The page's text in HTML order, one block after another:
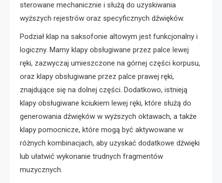
sterowane mechanicznie i służą do uzyskiwania
wyższych rejestrów oraz specyficznych dźwięków.
Podział klap na saksofonie altowym jest funkcjonalny i
logiczny. Mamy klapy obsługiwane przez palce lewej
ręki, zazwyczaj umieszczone na górnej części korpusu,
oraz klapy obsługiwane przez palce prawej ręki,
znajdujące się na dolnej części. Dodatkowo, istnieją
klapy obsługiwane kciukiem lewej ręki, które służą do
generowania dźwięków w wyższych oktawach, a także
klapy pomocnicze, które mogą być aktywowane w
różnych kombinacjach, aby uzyskać dodatkowe dźwięki
lub ułatwić wykonanie trudnych fragmentów
muzycznych.